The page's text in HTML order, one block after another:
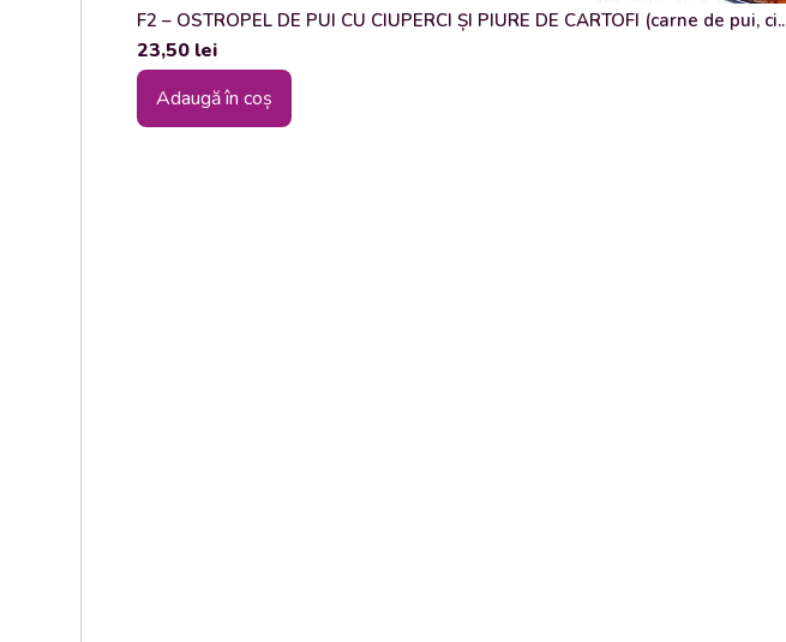
F2 – OSTROPEL DE PUI CU CIUPERCI ȘI PIURE DE CARTOFI (carne de pui, ci..
23,50 lei
Adaugă în coș